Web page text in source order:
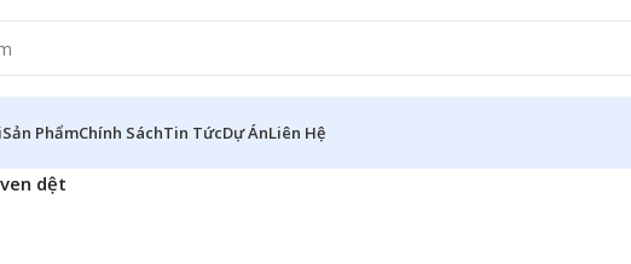
Sản PhẩmChính SáchTin TứcDự ÁnLiên Hệ
dệt